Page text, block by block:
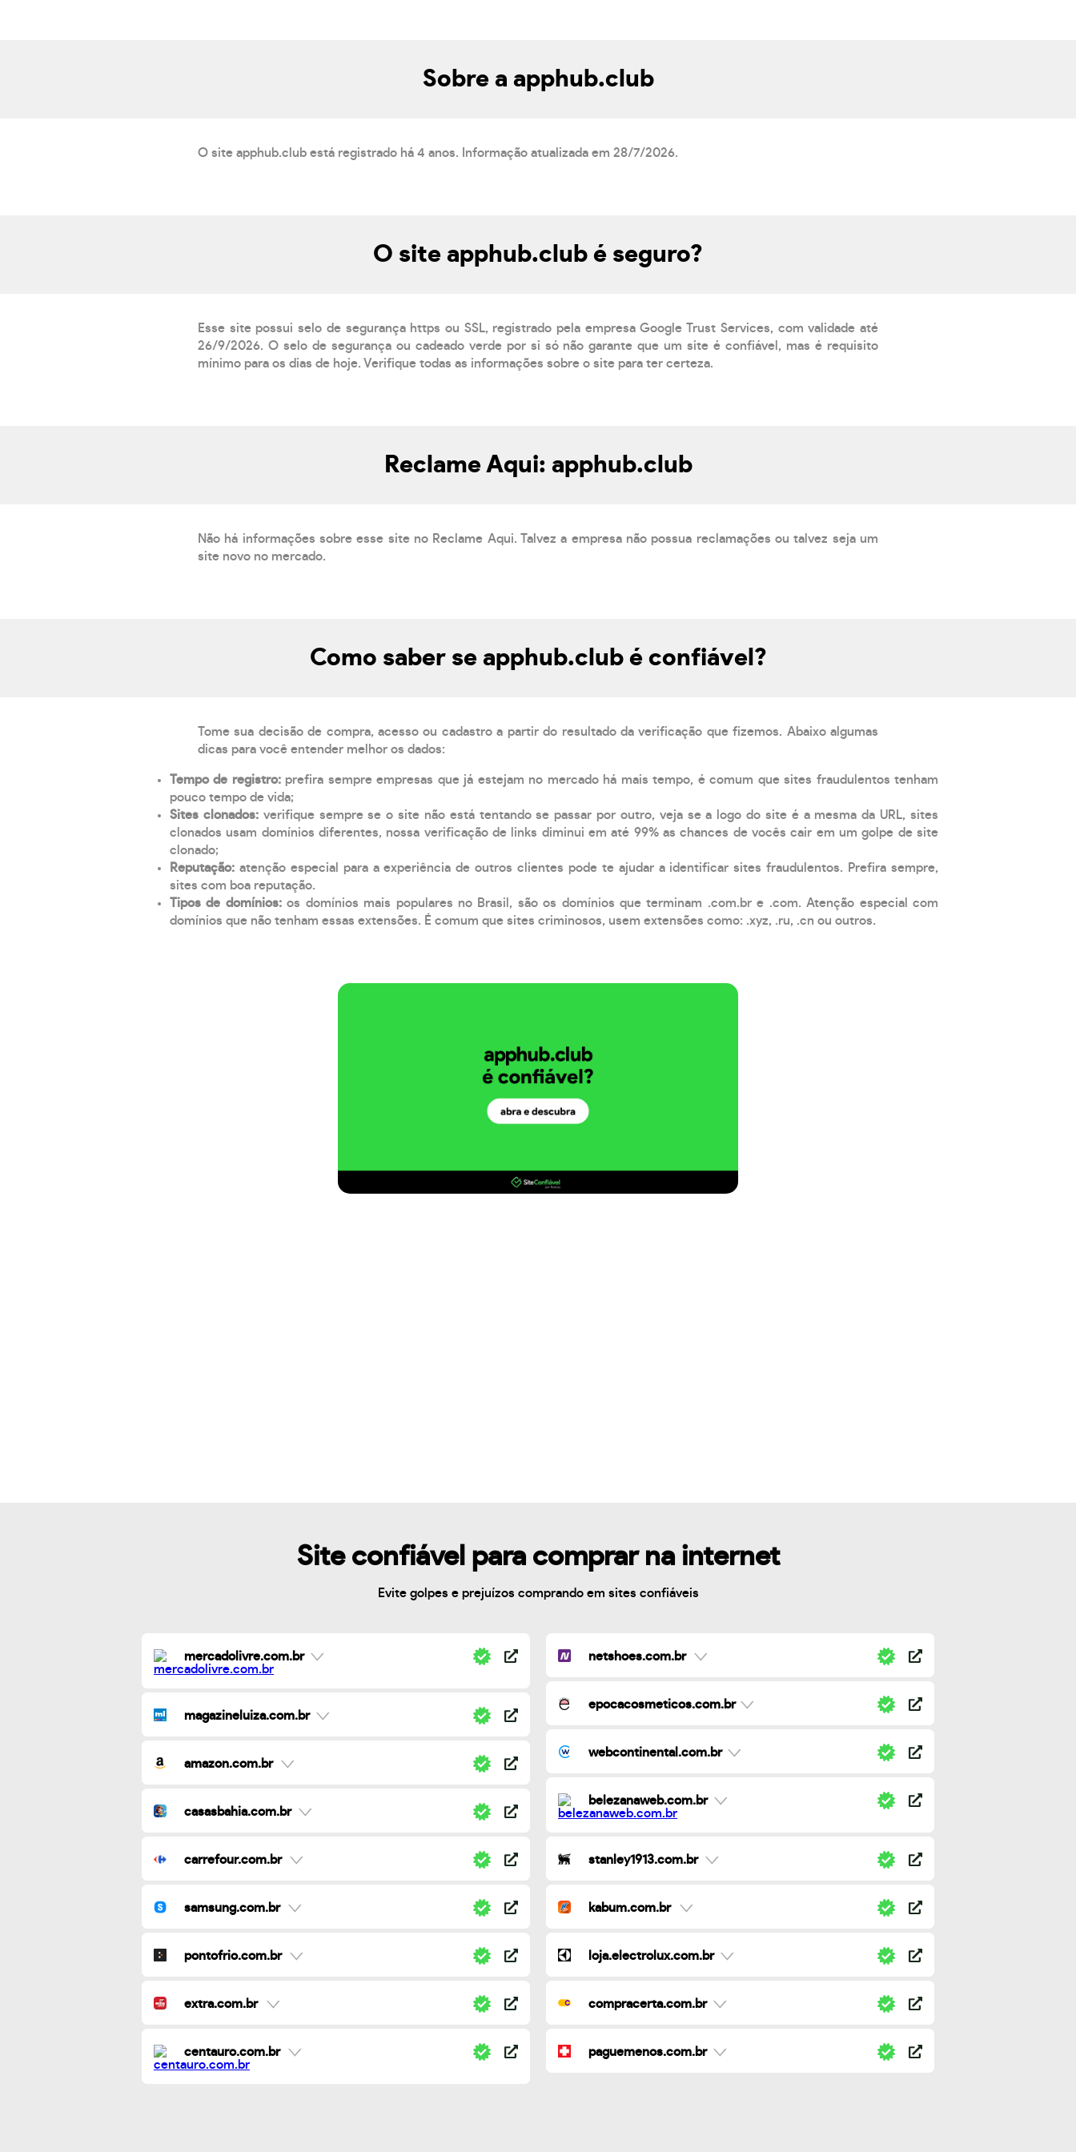
Sobre a apphub.club
O site apphub.club está registrado há 4 anos. Informação atualizada em 28/7/2026.
O site apphub.club é seguro?
Esse site possui selo de segurança https ou SSL, registrado pela empresa Google Trust Services, com validade até
26/9/2026. O selo de segurança ou cadeado verde por si só não garante que um site é confiável, mas é requisito
mínimo para os dias de hoje. Verifique todas as informações sobre o site para ter certeza.
Reclame Aqui: apphub.club
Não há informações sobre esse site no Reclame Aqui. Talvez a empresa não possua reclamações ou talvez seja um
site novo no mercado.
Como saber se apphub.club é confiável?
Tome sua decisão de compra, acesso ou cadastro a partir do resultado da verificação que fizemos. Abaixo algumas
dicas para você entender melhor os dados:
Tempo de registro: prefira sempre empresas que já estejam no mercado há mais tempo, é comum que sites fraudulentos tenham
pouco tempo de vida;
Sites clonados: verifique sempre se o site não está tentando se passar por outro, veja se a logo do site é a mesma da URL, sites
clonados usam domínios diferentes, nossa verificação de links diminui em até 99% as chances de vocês cair em um golpe de site
clonado;
Reputação: atenção especial para a experiência de outros clientes pode te ajudar a identificar sites fraudulentos. Prefira sempre,
sites com boa reputação.
Tipos de domínios:os domínios mais populares no Brasil, são os domínios que terminam .com.br e .com. Atenção especial com
domínios que não tenham essas extensões. É comum que sites criminosos, usem extensões como: .xyz, .ru, .cn ou outros.
Site confiável para comprar na internet
Evite golpes e prejuízos comprando em sites confiáveis
mercadolivre.com.br
magazineluiza.com.br
amazon.com.br
casasbahia.com.br
carrefour.com.br
samsung.com.br
pontofrio.com.br
extra.com.br
centauro.com.br
netshoes.com.br
epocacosmeticos.com.br
webcontinental.com.br
belezanaweb.com.br
stanley1913.com.br
kabum.com.br
loja.electrolux.com.br
compracerta.com.br
paguemenos.com.br